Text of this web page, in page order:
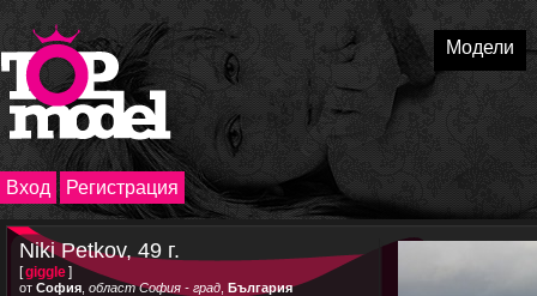
Модели
Вход Регистрация
Niki Petkov, 49 г.
[giggle]
от София област София - град България